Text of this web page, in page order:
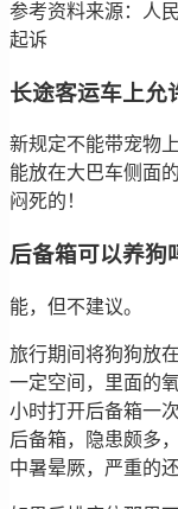
参考资料来源：人
起诉
长途客运车上允
新规定不能带宠物
能放在大巴车侧面
闷死的！
后备箱可以养狗
能，但不建议。
旅行期间将狗狗放
一定空间，里面的
小时打开后备箱一
后备箱，隐患颇多
中暑晕厥，严重的